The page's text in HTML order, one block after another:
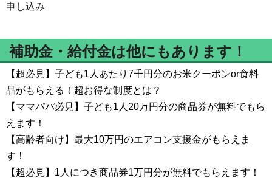
申し込み
補助金・給付金は他にもあります！
【超必見】子ども1人あたり7千円分のお米クーポンor食料
品がもらえる！超お得な制度とは？
【ママパパ必見】子ども1人20万円分の商品券が無料でもら
えます！
【高齢者向け】最大10万円のエアコン支援金がもらえま
す！
【超必見】1人につき商品券1万円分が無料でもらえます！